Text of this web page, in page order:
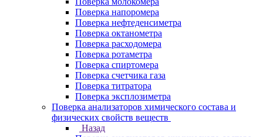
Поверка напоромера
Поверка нефтеденсиметра
Поверка октанометра
Поверка расходомера
Поверка ротаметра
Поверка спиртомера
Поверка счетчика газа
Поверка титратора
Поверка эксплозиметра
Поверка анализаторов химического состава и
физических свойств веществ
Назад